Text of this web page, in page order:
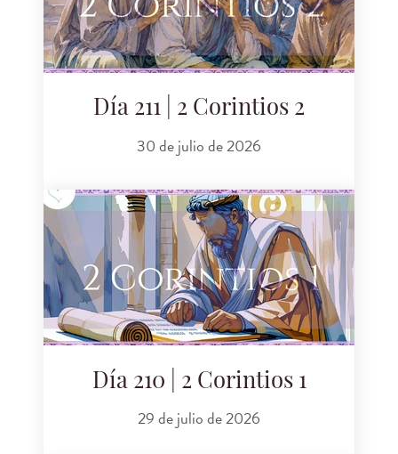
Día 211 | 2 Corintios 2
30 de julio de 2026
Día 210 | 2 Corintios 1
29 de julio de 2026